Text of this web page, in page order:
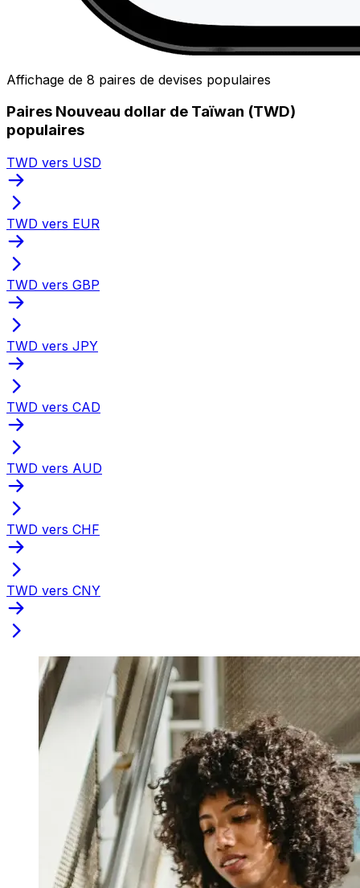
Affichage de 8 paires de devises populaires
Paires Nouveau dollar de Taïwan (TWD)
populaires
TWD vers USD
TWD vers EUR
TWD vers GBP
TWD vers JPY
TWD vers CAD
TWD vers AUD
TWD vers CHF
TWD vers CNY